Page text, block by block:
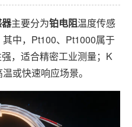
主要分为铂电阻温度传感
中，Pt100、Pt1000属于
，适合精密工业测量；K
或快速响应场景。